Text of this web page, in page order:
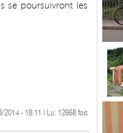
se poursuivront les
2014 - 18:11 | Lu: 12668 fois